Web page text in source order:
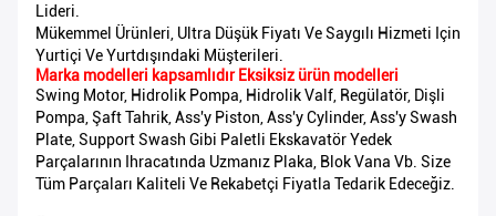
Lideri.
Mükemmel Ürünleri, Ultra Düşük Fiyatı Ve Saygılı Hizmeti Için
Yurtiçi Ve Yurtdışındaki Müşterileri.
Marka modelleri kapsamlıdır Eksiksiz ürün modelleri
Swing Motor, Hidrolik Pompa, Hidrolik Valf, Regülatör, Dişli
Pompa, Şaft Tahrik, Ass'y Piston, Ass'y Cylinder, Ass'y Swash
Plate, Support Swash Gibi Paletli Ekskavatör Yedek
Parçalarının Ihracatında Uzmanız Plaka, Blok Vana Vb. Size
Tüm Parçaları Kaliteli Ve Rekabetçi Fiyatla Tedarik Edeceğiz.